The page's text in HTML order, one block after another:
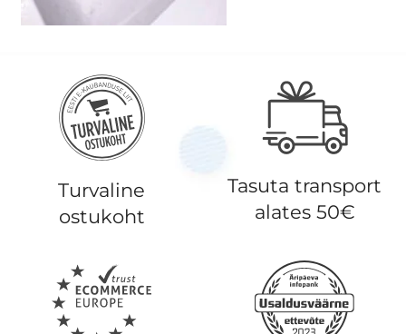
Turvaline
ostukoht
Tasuta transport
alates 50€